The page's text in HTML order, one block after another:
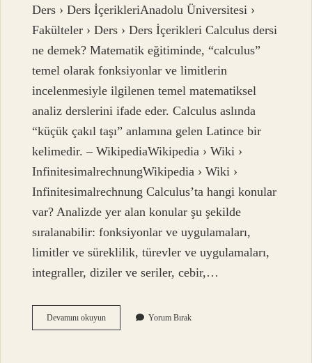
Ders › Ders İçerikleriAnadolu Üniversitesi ›
Fakülteler › Ders › Ders İçerikleri Calculus dersi
ne demek? Matematik eğitiminde, “calculus”
temel olarak fonksiyonlar ve limitlerin
incelenmesiyle ilgilenen temel matematiksel
analiz derslerini ifade eder. Calculus aslında
“küçük çakıl taşı” anlamına gelen Latince bir
kelimedir. – WikipediaWikipedia › Wiki ›
InfinitesimalrechnungWikipedia › Wiki ›
Infinitesimalrechnung Calculus’ta hangi konular
var? Analizde yer alan konular şu şekilde
sıralanabilir: fonksiyonlar ve uygulamaları,
limitler ve süreklilik, türevler ve uygulamaları,
integraller, diziler ve seriler, cebir,…
Devamını okuyunCalculus
2
Yorum Bırak